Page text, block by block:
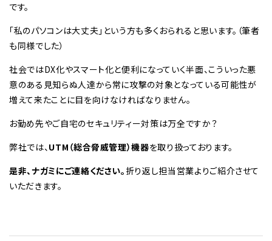
です。
「私のパソコンは大丈夫」という方も多くおられると思います。（筆者
も同様でした）
社会ではDX化やスマート化と便利になっていく半面、こういった悪
意のある見知らぬ人達から常に攻撃の対象となっている可能性が
増えて来たことに目を向けなければなりません。
お勤め先やご自宅のセキュリティー対策は万全ですか？
弊社では、UTM（総合脅威管理）機器を取り扱っております。
是非、ナガミにご連絡ください。 折り返し担当営業よりご紹介させて
いただきます。